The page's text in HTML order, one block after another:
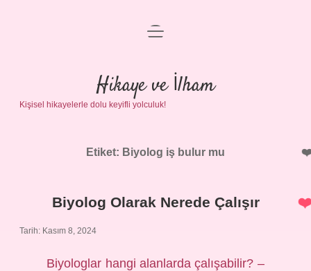
Anasayfa
Gizlilik Politikası
Yasal Uyarı
menüyü
Hikaye ve İlham
Kişisel hikayelerle dolu keyifli yolculuk!
Etiket: Biyolog iş bulur mu
Biyolog Olarak Nerede Çalışır
Tarih: Kasım 8, 2024
Biyologlar hangi alanlarda çalışabilir? –